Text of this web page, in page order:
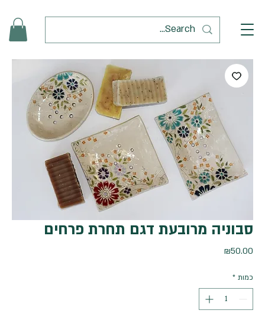
סבוניה מרובעת דגם תחרת פרחים
₪50.00
כמות *